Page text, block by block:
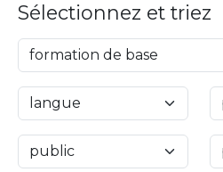
Sélectionnez et triez